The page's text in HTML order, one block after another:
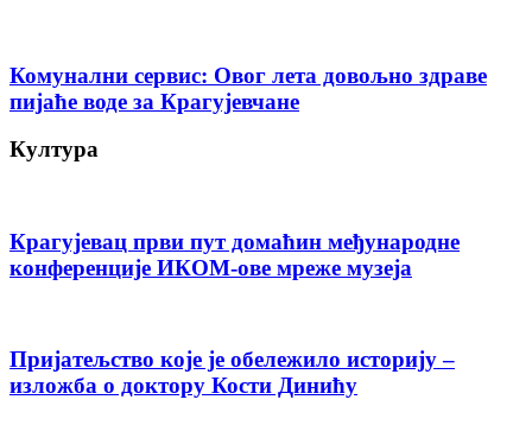
Комунални сервис: Овог лета довољно здраве
пијаће воде за Крагујевчане
Култура
Крагујевац први пут домаћин међународне
конференције ИКОМ-ове мреже музеја
Пријатељство које је обележило историју –
изложба о доктору Кости Динићу